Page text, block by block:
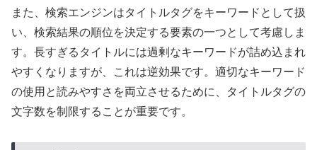
また、検索エンジンはタイトルタグをキーワードとして扱
い、検索結果の順位を決定する要素の一つとして考慮しま
す。長すぎるタイトルには過剰なキーワードが詰め込まれ
やすくなりますが、これは逆効果です。適切なキーワード
の使用と読みやすさを両立させるために、タイトルタグの
文字数を制限することが重要です。